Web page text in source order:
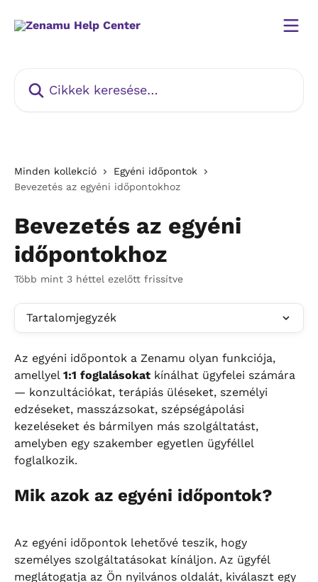
Minden kollekció
Egyéni időpontok
Bevezetés az egyéni időpontokhoz
Bevezetés az egyéni
időpontokhoz
Több mint 3 héttel ezelőtt frissítve
Tartalomjegyzék
Az egyéni időpontok a Zenamu olyan funkciója,
amellyel 1:1 foglalásokat kínálhat ügyfelei számára
— konzultációkat, terápiás üléseket, személyi
edzéseket, masszázsokat, szépségápolási
kezeléseket és bármilyen más szolgáltatást,
amelyben egy szakember egyetlen ügyféllel
foglalkozik.
Mik azok az egyéni időpontok?
Az egyéni időpontok lehetővé teszik, hogy
személyes szolgáltatásokat kínáljon. Az ügyfél
meglátogatja az Ön nyilvános oldalát, kiválaszt egy